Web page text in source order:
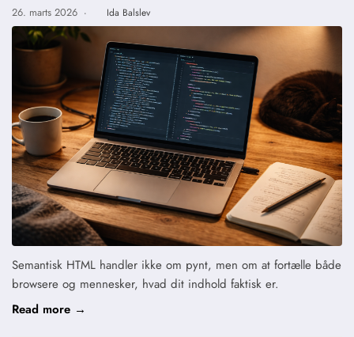
26. marts 2026 · Ida Balslev
Semantisk HTML handler ikke om pynt, men om at fortælle både
browsere og mennesker, hvad dit indhold faktisk er.
Read more →